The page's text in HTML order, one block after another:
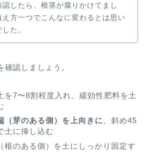
認したら、根茎が腐りかけてまし
方一つでこんなに変わるとは思い
た。
認しましょう。
を7〜8割程度入れ、緩効性肥料を土
（芽のある側）を上向きに
、斜め45
土に挿し込む
根のある側）を土にしっかり固定す